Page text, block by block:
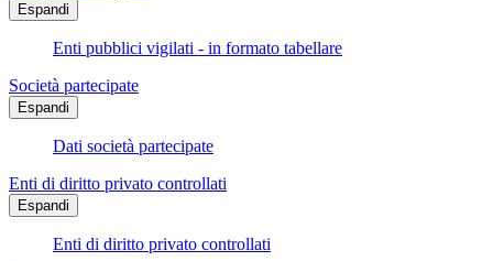
Espandi
Enti pubblici vigilati - in formato tabellare
Società partecipate
Espandi
Dati società partecipate
Enti di diritto privato controllati
Espandi
Enti di diritto privato controllati